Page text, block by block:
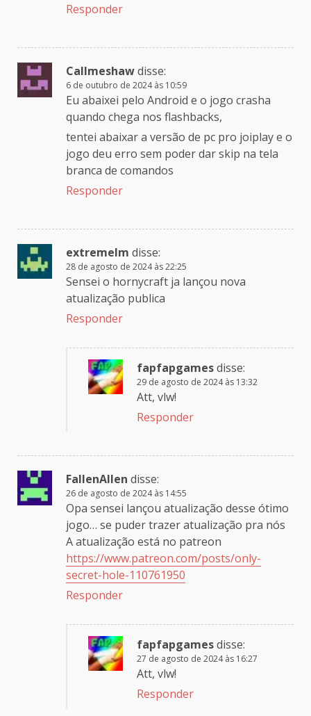
Responder
Callmeshawdisse:
6 de outubro de 2024 às 10:59
Eu abaixei pelo Android e o jogo crasha
quando chega nos flashbacks,
tentei abaixar a versão de pc pro joiplay e o
jogo deu erro sem poder dar skip na tela
branca de comandos
Responder
extremelm disse:
28 de agosto de 2024 às 22:25
Sensei o hornycraft ja lançou nova
atualização publica
Responder
fapfapgamesdisse:
29 de agosto de 2024 às 13:32
Att, vlw!
Responder
FallenAllen disse:
26 de agosto de 2024 às 14:55
Opa sensei lançou atualização desse ótimo
jogo… se puder trazer atualização pra nós
A atualização está no patreon
https://www.patreon.com/posts/only-
secret-hole-110761950
Responder
fapfapgamesdisse:
27 de agosto de 2024 às 16:27
Att, vlw!
Responder